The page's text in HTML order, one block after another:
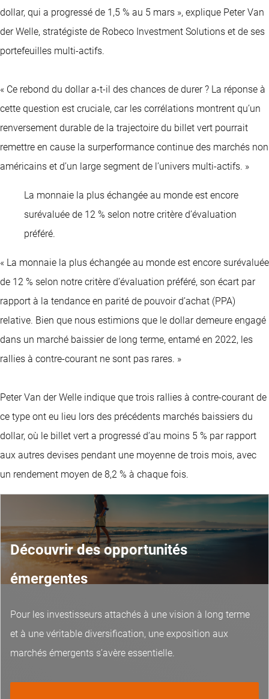
dollar, qui a progressé de 1,5 % au 5 mars », explique Peter Van
der Welle, stratégiste de Robeco Investment Solutions et de ses
portefeuilles multi-actifs.
« Ce rebond du dollar a-t-il des chances de durer ? La réponse à
cette question est cruciale, car les corrélations montrent qu’un
renversement durable de la trajectoire du billet vert pourrait
remettre en cause la surperformance continue des marchés non
américains et d’un large segment de l’univers multi-actifs. »
La monnaie la plus échangée au monde est encore
surévaluée de 12 % selon notre critère d’évaluation
préféré.
« La monnaie la plus échangée au monde est encore surévaluée
de 12 % selon notre critère d’évaluation préféré, son écart par
rapport à la tendance en parité de pouvoir d’achat (PPA)
relative. Bien que nous estimions que le dollar demeure engagé
dans un marché baissier de long terme, entamé en 2022, les
rallies à contre-courant ne sont pas rares. »
Peter Van der Welle indique que trois rallies à contre-courant de
ce type ont eu lieu lors des précédents marchés baissiers du
dollar, où le billet vert a progressé d’au moins 5 % par rapport
aux autres devises pendant une moyenne de trois mois, avec
un rendement moyen de 8,2 % à chaque fois.
Découvrir des opportunités
émergentes
Pour les investisseurs attachés à une vision à long terme
et à une véritable diversification, une exposition aux
marchés émergents s’avère essentielle.